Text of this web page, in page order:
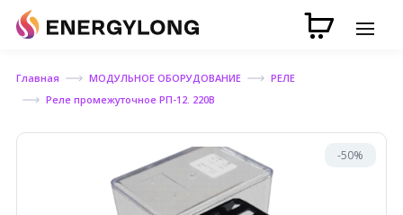
Главная МОДУЛЬНОЕ ОБОРУДОВАНИЕ
РЕЛЕ
Реле промежуточное РП-12. 220В
-50%